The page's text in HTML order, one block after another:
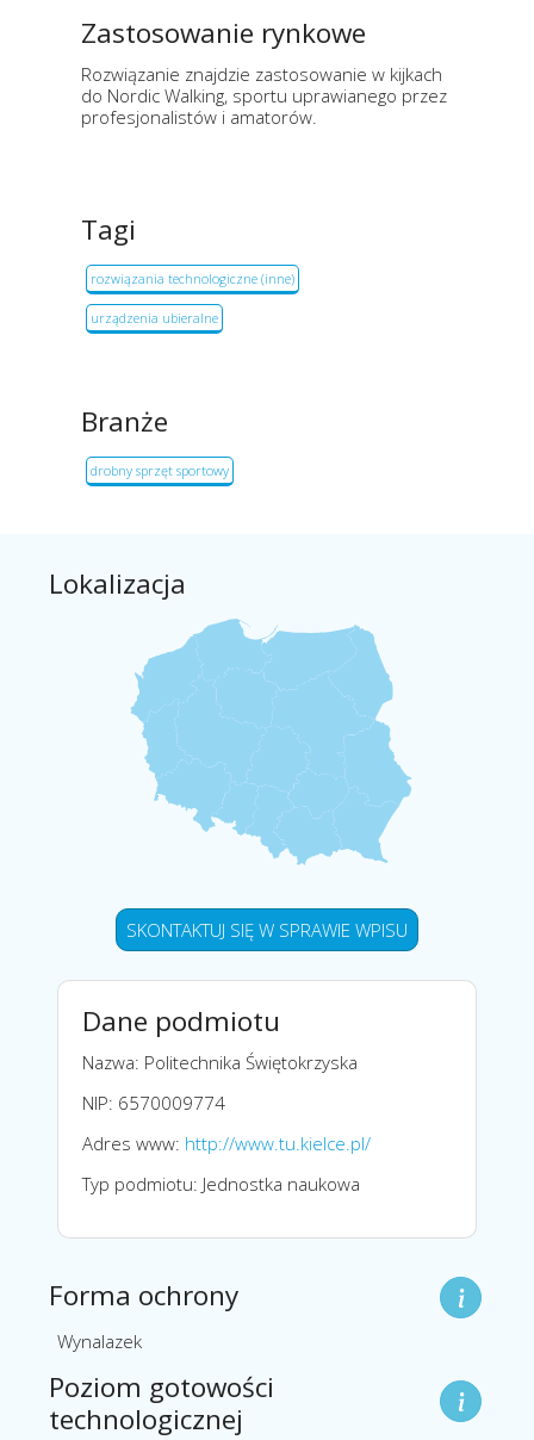
Zastosowanie rynkowe
Rozwiązanie znajdzie zastosowanie w kijkach
do Nordic Walking, sportu uprawianego przez
profesjonalistów i amatorów.
Tagi
rozwiązania technologiczne (inne)
urządzenia ubieralne
Branże
drobny sprzęt sportowy
Lokalizacja
SKONTAKTUJ SIĘ W SPRAWIE WPISU
Dane podmiotu
Nazwa: Politechnika Świętokrzyska
NIP: 6570009774
Adres www: http://www.tu.kielce.pl/
Typ podmiotu: Jednostka naukowa
Forma ochrony
Wynalazek
Poziom gotowości
technologicznej